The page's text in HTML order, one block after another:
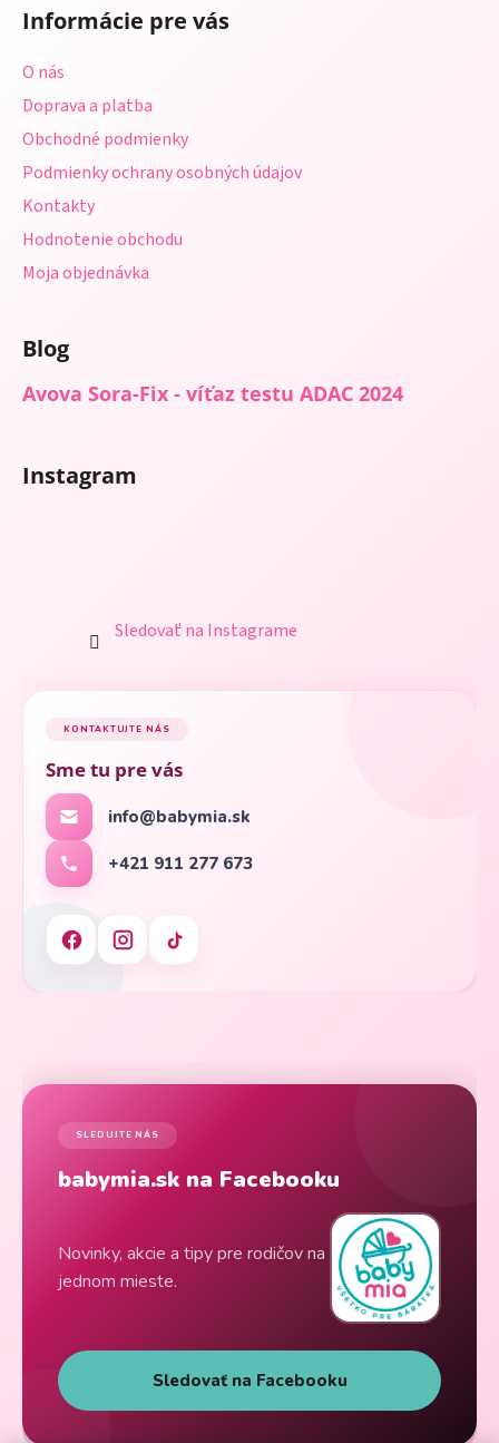
Informácie pre vás
O nás
Doprava a platba
Obchodné podmienky
Podmienky ochrany osobných údajov
Kontakty
Hodnotenie obchodu
Moja objednávka
Blog
Avova Sora-Fix - víťaz testu ADAC 2024
Instagram
Sledovať na Instagrame
KONTAKTUJTE NÁS
Sme tu pre vás
info@babymia.sk
+421 911 277 673
SLEDUJTE NÁS
babymia.sk na Facebooku
Novinky, akcie a tipy pre rodičov na
jednom mieste.
Sledovať na Facebooku